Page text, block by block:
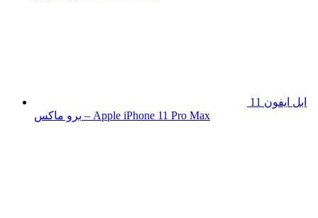
ابل ايفون 11
برو ماكس – Apple iPhone 11 Pro Max